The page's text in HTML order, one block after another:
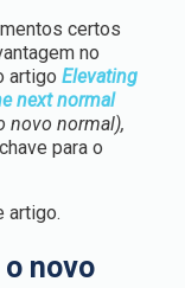
certos
no
artigo Elevating
next normal
novo normal),
para o
artigo.
novo